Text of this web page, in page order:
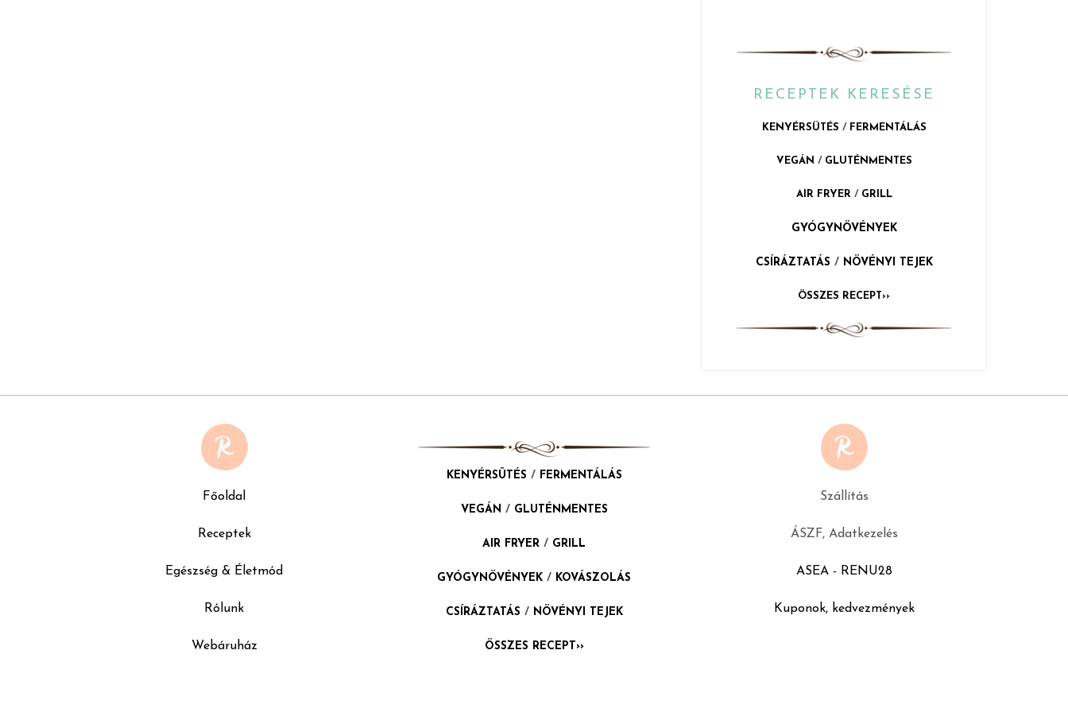
RECEPTEK KERESÉSE
KENYÉRSÜTÉS / FERMENTÁLÁS
VEGÁN / GLUTÉNMENTES
AIR FRYER / GRILL
GYÓGYNÖVÉNYEK
CSÍRÁZTATÁS / NÖVÉNYI TEJEK
ÖSSZES RECEPT››
Főoldal
Receptek
Egészség & Életmód
Rólunk
Webáruház
KENYÉRSÜTÉS / FERMENTÁLÁS
VEGÁN / GLUTÉNMENTES
AIR FRYER / GRILL
GYÓGYNÖVÉNYEK / KOVÁSZOLÁS
CSÍRÁZTATÁS / NÖVÉNYI TEJEK
ÖSSZES RECEPT››
Szállítás
ÁSZF, Adatkezelés
ASEA - RENU28
Kuponok, kedvezmények